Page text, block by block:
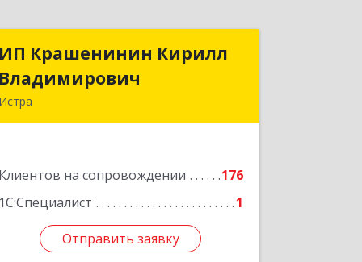
ИП Крашенинин Кирилл
Владимирович
Истра
Клиентов на сопровождении
176
1С:Специалист
1
Отправить заявку
ИП Крашенинин Кирилл
Владимирович
Подробнее
Отправить заявку